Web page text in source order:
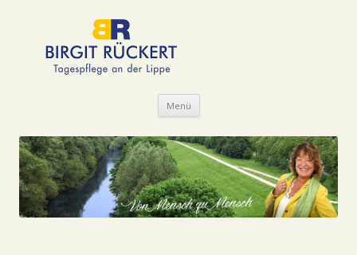
Menü Zum Inhalt springen